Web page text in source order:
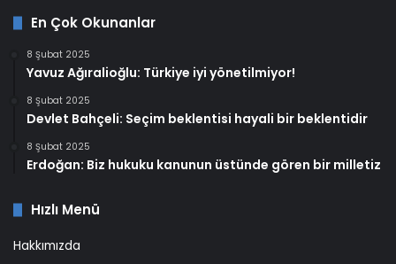
En Çok Okunanlar
8 Şubat 2025
Yavuz Ağıralioğlu: Türkiye iyi yönetilmiyor!
8 Şubat 2025
Devlet Bahçeli: Seçim beklentisi hayali bir beklentidir
8 Şubat 2025
Erdoğan: Biz hukuku kanunun üstünde gören bir milletiz
Hızlı Menü
Hakkımızda